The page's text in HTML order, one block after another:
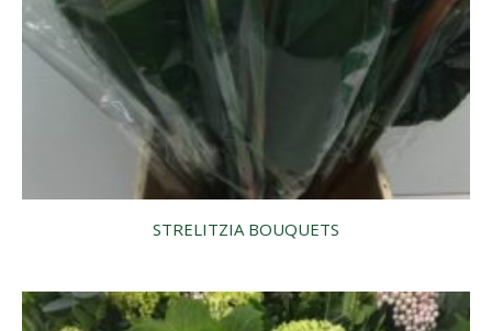
STRELITZIA BOUQUETS